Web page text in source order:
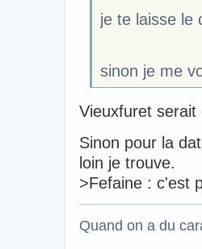
je te laisse le
sinon je me
Vieuxfuret
Sinon pour la
loin je trouve.
>Fefaine : c'est
Quand on a du